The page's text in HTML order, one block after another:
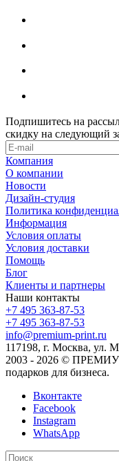
Подпишитесь на
скидку на следующий
Компания
О компании
Новости
Дизайн-студия
Политика
Информация
Условия оплаты
Условия доставки
Помощь
Блог
Клиенты и партнеры
Наши контакты
+7 495 363-87-53
+7 495 363-87-53
info@premium-print.ru
117198, г. Москва, ул.
2003 - 2026 ©
подарков для бизнеса.
Вконтакте
Facebook
Instagram
WhatsApp